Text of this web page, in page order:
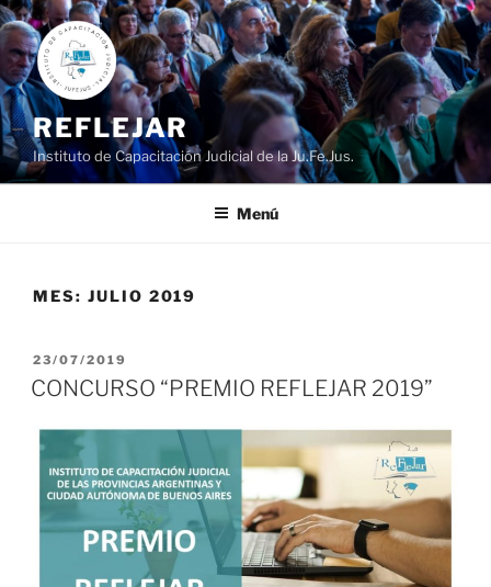
Ir
al
contenido
REFLEJAR
Instituto de Capacitación Judicial de la Ju.Fe.Jus.
Menú
MES: JULIO 2019
PUBLICADO
EL
23/07/2019
CONCURSO “PREMIO REFLEJAR 2019”